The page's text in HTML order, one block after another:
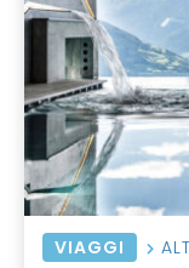
VIAGGI